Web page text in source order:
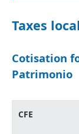
Taxes
Cotisation
Patrimonio
CFE